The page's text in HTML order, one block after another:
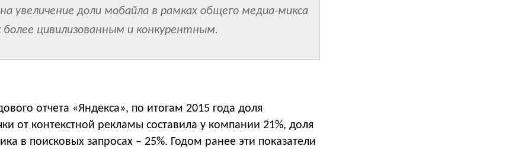
увеличение доли мобайла в рамках общего медиа-микса
более цивилизованным и конкурентным.
отчета «Яндекса», по итогам 2015 года доля
от контекстной рекламы составила у компании 21%, доля
в поисковых запросах – 25%. Годом ранее эти показатели